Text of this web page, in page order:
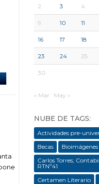
2 3 4
9 10 11
16 17 18
23 24 25
30
« Mar May »
NUBE DE TAGS:
Actividades pre-
Becas
Bioimágenes
Carlos Torres;
RTNº41
Certamen Literario